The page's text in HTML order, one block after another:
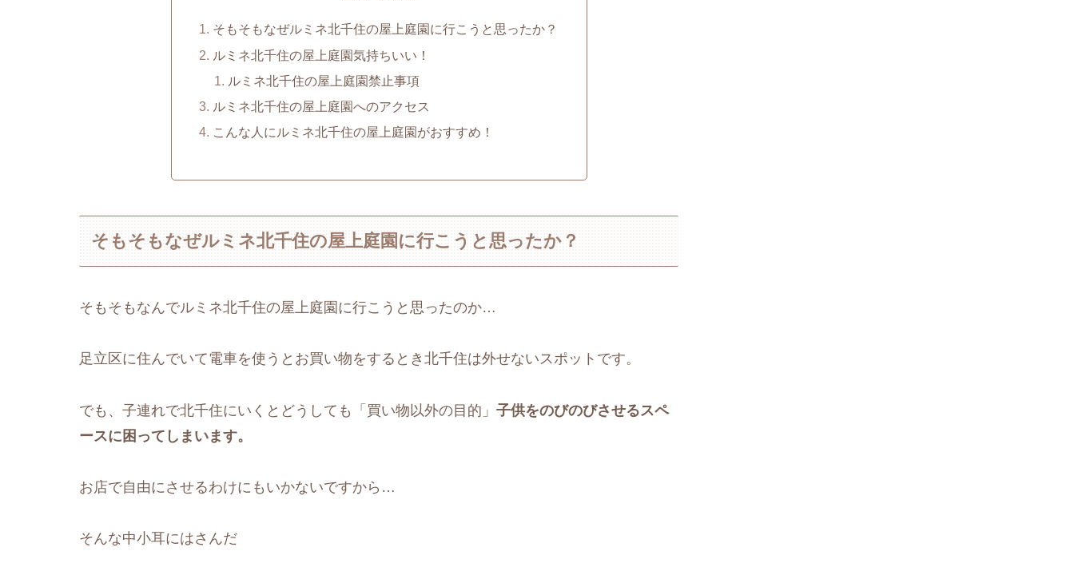
そもそもなぜルミネ北千住の屋上庭園に行こうと思ったか？
ルミネ北千住の屋上庭園気持ちいい！
ルミネ北千住の屋上庭園禁止事項
ルミネ北千住の屋上庭園へのアクセス
こんな人にルミネ北千住の屋上庭園がおすすめ！
そもそもなぜルミネ北千住の屋上庭園に行こうと思ったか？
そもそもなんでルミネ北千住の屋上庭園に行こうと思ったのか…
足立区に住んでいて電車を使うとお買い物をするとき北千住は外せないスポットです。
でも、子連れで北千住にいくとどうしても「買い物以外の目的」 子供をのびのびさせるスペ
ースに困ってしまいます。
お店で自由にさせるわけにもいかないですから…
そんな中小耳にはさんだ